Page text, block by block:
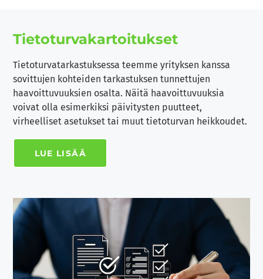
Tietoturva­kartoitukset
Tietoturvatarkastuksessa teemme yrityksen kanssa
sovittujen kohteiden tarkastuksen tunnettujen
haavoittuvuuksien osalta. Näitä haavoittuvuuksia
voivat olla esimerkiksi päivitysten puutteet,
virheelliset asetukset tai muut tietoturvan heikkoudet.
LUE LISÄÄ